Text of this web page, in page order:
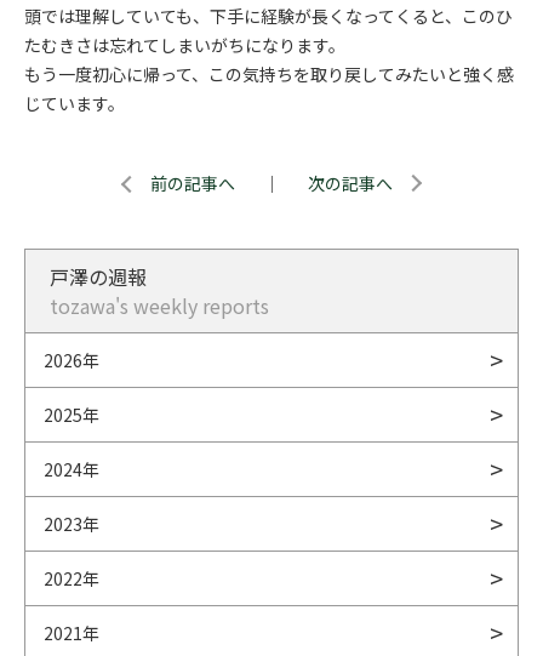
頭では理解していても、下手に経験が長くなってくると、このひ
たむきさは忘れてしまいがちになります。
もう一度初心に帰って、この気持ちを取り戻してみたいと強く感
じています。
前の記事へ ｜ 次の記事へ
戸澤の週報
tozawa's weekly reports
2026年
2025年
2024年
2023年
2022年
2021年